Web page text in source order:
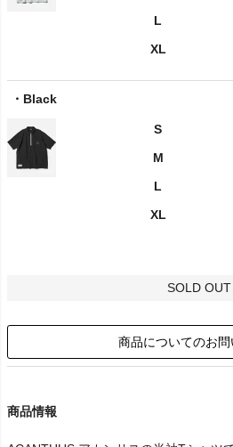
L
XL
Black
S
M
L
XL
SOLD OUT
商品についてのお
商品情報